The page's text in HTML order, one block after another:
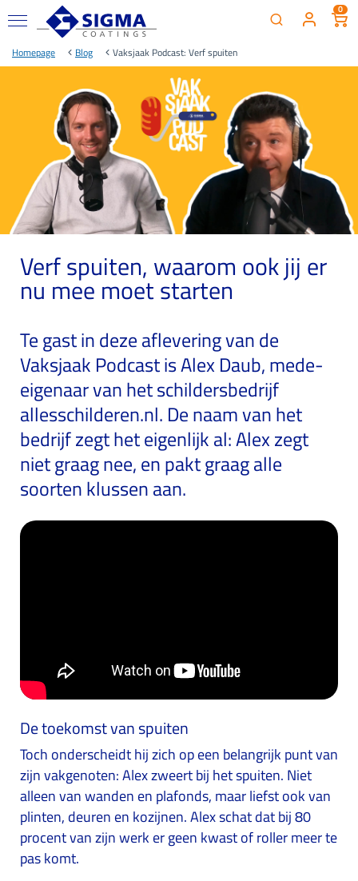
0
Homepage Blog Vaksjaak Podcast: Verf spuiten
Verf spuiten, waarom ook jij er
nu mee moet starten
Te gast in deze aflevering van de
Vaksjaak Podcast is Alex Daub, mede-
eigenaar van het schildersbedrijf
allesschilderen.nl. De naam van het
bedrijf zegt het eigenlijk al: Alex zegt
niet graag nee, en pakt graag alle
soorten klussen aan.
De toekomst van spuiten
Toch onderscheidt hij zich op een belangrijk punt van
zijn vakgenoten: Alex zweert bij het spuiten. Niet
alleen van wanden en plafonds, maar liefst ook van
plinten, deuren en kozijnen. Alex schat dat bij 80
procent van zijn werk er geen kwast of roller meer te
pas komt.